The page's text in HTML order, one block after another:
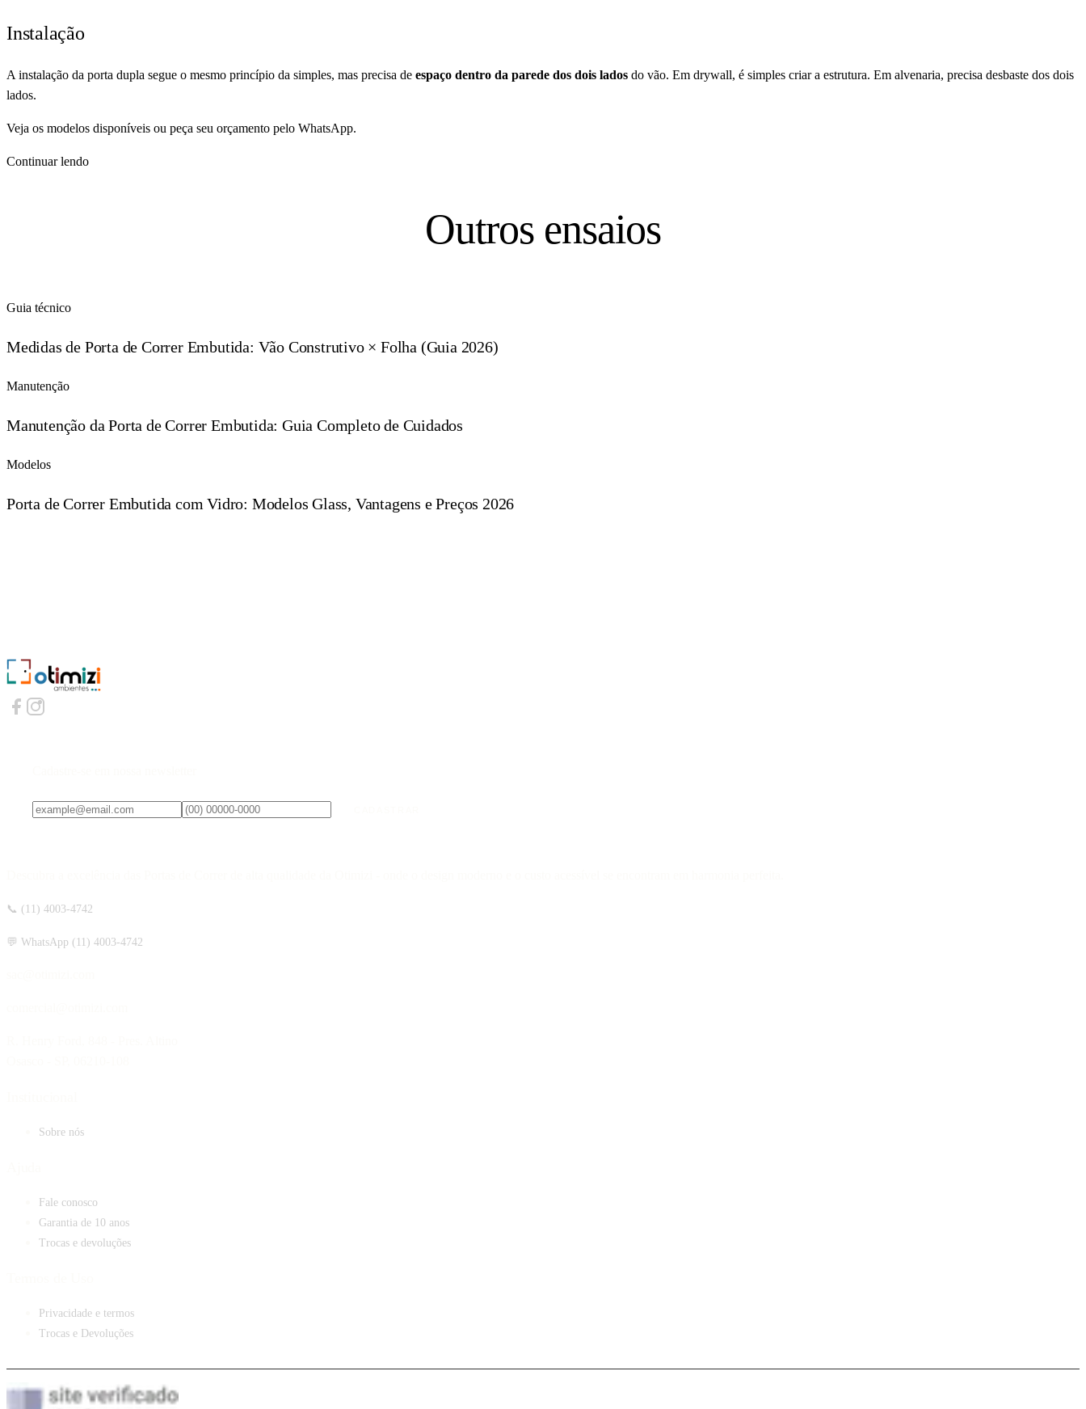
Instalação
A instalação da porta dupla segue o mesmo princípio da simples, mas precisa de espaço dentro da parede dos dois lados do vão. Em drywall, é simples criar a estrutura. Em alvenaria, precisa desbaste dos dois
lados.
Veja os modelos disponíveis ou peça seu orçamento pelo WhatsApp.
Continuar lendo
Outros ensaios
Guia técnico
Medidas de Porta de Correr Embutida: Vão Construtivo × Folha (Guia 2026)
Manutenção
Manutenção da Porta de Correr Embutida: Guia Completo de Cuidados
Modelos
Porta de Correr Embutida com Vidro: Modelos Glass, Vantagens e Preços 2026
📞 (11) 4003-4742
💬 WhatsApp (11) 4003-4742
Sobre nós
Fale conosco
Garantia de 10 anos
Trocas e devoluções
Privacidade e termos
Trocas e Devoluções